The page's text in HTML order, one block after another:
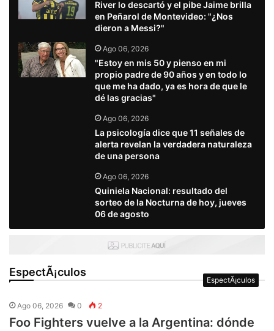
River lo descartó y el pibe Jaime brilla
en Peñarol de Montevideo: "¿Nos
dieron a Messi?"
Ago 06, 2026
"Estoy en mis 50 y pienso en mi
propio padre de 90 años y en todo lo
que me ha dado, ya es hora de que le
dé las gracias"
Ago 06, 2026
La psicología dice que 11 señales de
alerta revelan la verdadera naturaleza
de una persona
Ago 06, 2026
Quiniela Nacional: resultado del
sorteo de la Nocturna de hoy, jueves
06 de agosto
EspectÃ¡culos
EspectÃ¡culos
Ago 06, 2026 0 2
Foo Fighters vuelve a la Argentina: dónde